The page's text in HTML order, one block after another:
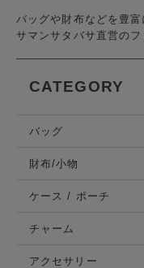
バッグや財布などを豊富
サマンサタバサ直営の
CATEGORY
バッグ
財布/小物
ケース / ポーチ
チャーム
アクセサリー